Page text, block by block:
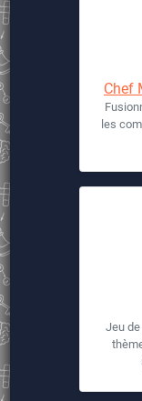
Chef
les
Jeu